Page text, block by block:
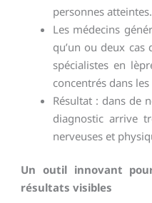
personnes atteintes.
Les médecins
qu’un ou deux
spécialistes en
concentrés dans
Résultat : dans de
diagnostic arrive
nerveuses et
Un outil innovant
résultats visibles